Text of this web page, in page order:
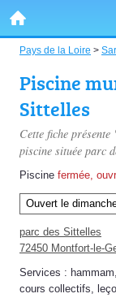
Pays de la Loire >
Piscine
Sittelles
Cette fiche
piscine située parc
Piscine fermée,
Ouvert le
parc des Sittelles
72450 Montfort-le-
Services : hammam,
cours collectifs,